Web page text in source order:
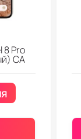
8 Pro
CA